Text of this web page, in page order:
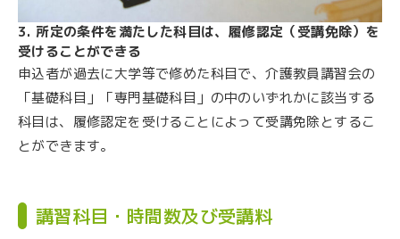
3. 所定の条件を満たした科目は、履修認定（受講免除）を
受けることができる
申込者が過去に大学等で修めた科目で、介護教員講習会の
「基礎科目」「専門基礎科目」の中のいずれかに該当する
科目は、履修認定を受けることによって受講免除とするこ
とができます。
講習科目・時間数及び受講料